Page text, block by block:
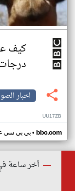
كيف
اخبار
UU17ZB
بي بي سي• bbc.com
أخر ساعة